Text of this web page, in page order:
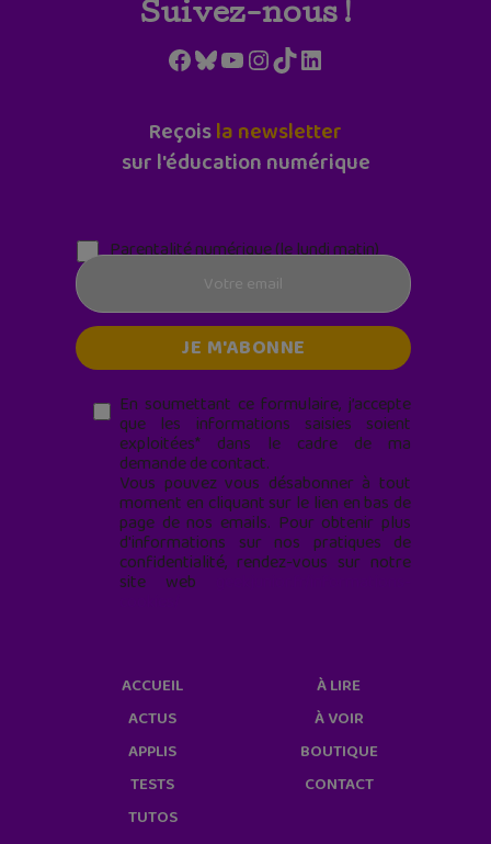
Suivez-nous !
Facebook
Bluesky
YouTube
Instagram
TikTokLinkedIn
Reçoisla newsletter
sur l'éducation numérique
Parentalité numérique (le lundi matin)
En soumettant ce formulaire, j’accepte
que les informations saisies soient
exploitées* dans le cadre de ma
demande de contact.
Vous pouvez vous désabonner à tout
moment en cliquant sur le lien en bas de
page de nos emails. Pour obtenir plus
d'informations sur nos pratiques de
confidentialité, rendez-vous sur notre
site web
ACCUEIL
ACTUS
APPLIS
TESTS
TUTOS
À LIRE
À VOIR
BOUTIQUE
CONTACT